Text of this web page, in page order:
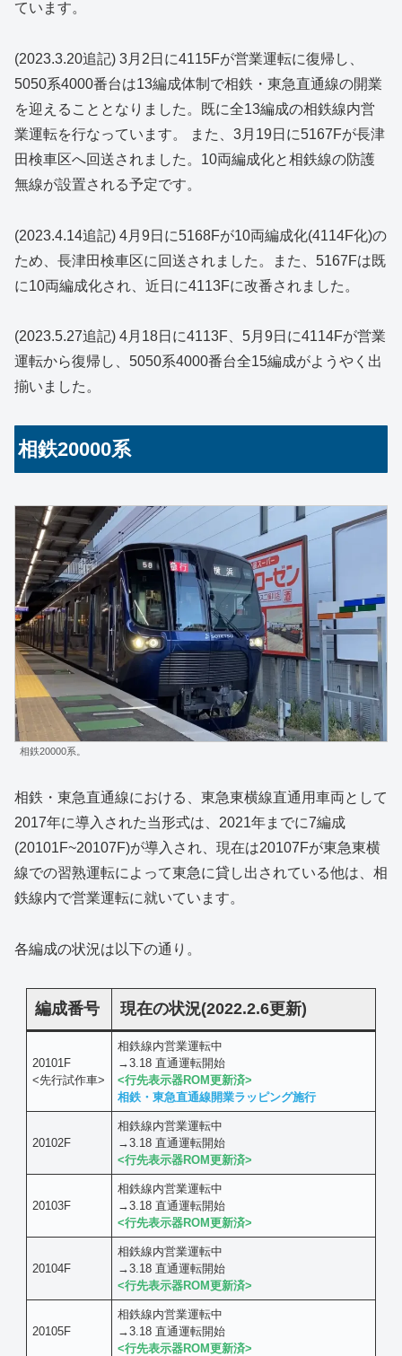
ています。
(2023.3.20追記) 3月2日に4115Fが営業運転に復帰し、
5050系4000番台は13編成体制で相鉄・東急直通線の開業
を迎えることとなりました。既に全13編成の相鉄線内営
業運転を行なっています。 また、3月19日に5167Fが長津
田検車区へ回送されました。10両編成化と相鉄線の防護
無線が設置される予定です。
(2023.4.14追記) 4月9日に5168Fが10両編成化(4114F化)の
ため、長津田検車区に回送されました。また、5167Fは既
に10両編成化され、近日に4113Fに改番されました。
(2023.5.27追記) 4月18日に4113F、5月9日に4114Fが営業
運転から復帰し、5050系4000番台全15編成がようやく出
揃いました。
相鉄20000系
相鉄20000系。
相鉄・東急直通線における、東急東横線直通用車両として
2017年に導入された当形式は、2021年までに7編成
(20101F~20107F)が導入され、現在は20107Fが東急東横
線での習熟運転によって東急に貸し出されている他は、相
鉄線内で営業運転に就いています。
各編成の状況は以下の通り。
編成番号 現在の状況(2022.2.6更新)
20101F
<先行試作車>
相鉄線内営業運転中
→3.18 直通運転開始
<行先表示器ROM更新済>
相鉄・東急直通線開業ラッピング施行
20102F
相鉄線内営業運転中
→3.18 直通運転開始
<行先表示器ROM更新済>
20103F
相鉄線内営業運転中
→3.18 直通運転開始
<行先表示器ROM更新済>
20104F
相鉄線内営業運転中
→3.18 直通運転開始
<行先表示器ROM更新済>
20105F
相鉄線内営業運転中
→3.18 直通運転開始
<行先表示器ROM更新済>